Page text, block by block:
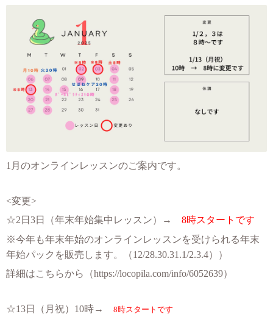
1月のオンラインレッスンのご案内です。
<変更>
☆2 日3日（年末年始集中レッスン）→ 8時スタートです
※今年も年末年始のオンラインレッスンを受けられる年末
年始パックを販売します。（12/28.30.31.1/2.3.4））
詳細はこちらから（https://locopila.com/info/6052639）
☆13日（月祝）10時→ 8時スタートです